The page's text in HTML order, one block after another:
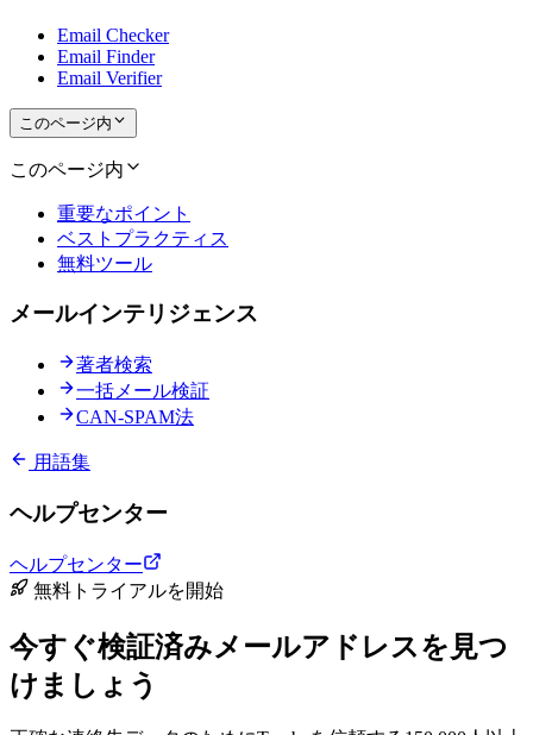
Email Checker
Email Finder
Email Verifier
このページ内
このページ内
重要なポイント
ベストプラクティス
無料ツール
メールインテリジェンス
著者検索
一括メール検証
CAN-SPAM法
用語集
ヘルプセンター
ヘルプセンター
無料トライアルを開始
今すぐ検証済みメールアドレスを見つ
けましょう